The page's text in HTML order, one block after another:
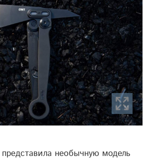
необычную модель